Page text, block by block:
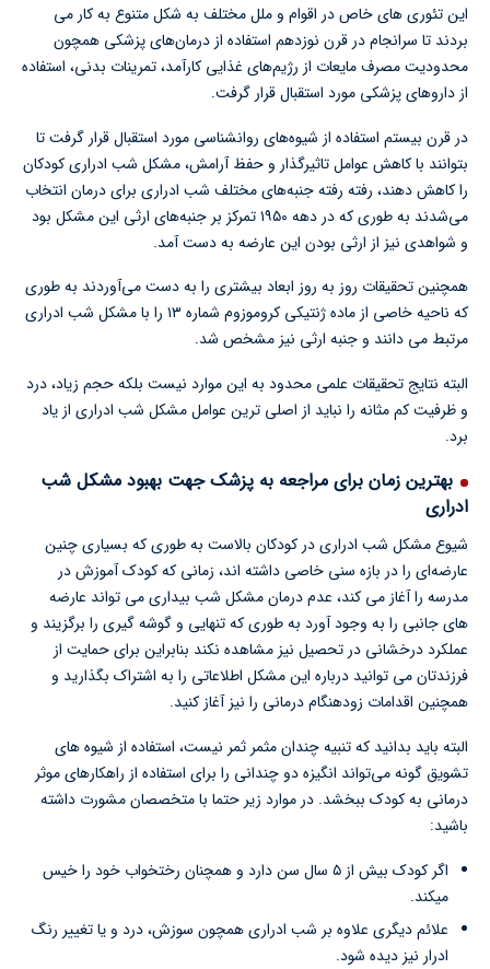
این تئوری های خاص در اقوام و ملل مختلف به شکل متنوع به کار می
بردند تا سرانجام در قرن نوزدهم استفاده از درمان‌های پزشکی همچون
محدودیت مصرف مایعات از رژیم‌های غذایی کارآمد، تمرینات بدنی، استفاده
از داروهای پزشکی مورد استقبال قرار گرفت.
در قرن بیستم استفاده از شیوه‌های روانشناسی مورد استقبال قرار گرفت تا
بتوانند با کاهش عوامل تاثیرگذار و حفظ آرامش، مشکل شب ادراری کودکان
را کاهش دهند، رفته رفته جنبه‌های مختلف شب ادراری برای درمان انتخاب
می‌شدند به طوری که در دهه ۱۹۵۰ تمرکز بر جنبه‌های ارثی این مشکل بود
و شواهدی نیز از ارثی بودن این عارضه به دست آمد.
همچنین تحقیقات روز به روز ابعاد بیشتری را به دست می‌آوردند به طوری
که ناحیه خاصی از ماده ژنتیکی کروموزوم شماره ۱۳ را با مشکل شب ادراری
مرتبط می دانند و جنبه ارثی نیز مشخص شد.
البته نتایج تحقیقات علمی محدود به این موارد نیست بلکه حجم زیاد، درد
و ظرفیت کم مثانه را نباید از اصلی ترین عوامل مشکل شب ادراری از یاد
برد.
بهترین زمان برای مراجعه به پزشک جهت بهبود مشکل شب
ادراری
شیوع مشکل شب ادراری در کودکان بالاست به طوری که بسیاری چنین
عارضه‌ای را در بازه سنی خاصی داشته اند، زمانی که کودک آموزش در
مدرسه را آغاز می کند، عدم درمان مشکل شب بیداری می تواند عارضه
های جانبی را به وجود آورد به طوری که تنهایی و گوشه گیری را برگزیند و
عملکرد درخشانی در تحصیل نیز مشاهده نکند بنابراین برای حمایت از
فرزندتان می توانید درباره این مشکل اطلاعاتی را به اشتراک بگذارید و
همچنین اقدامات زودهنگام درمانی را نیز آغاز کنید.
البته باید بدانید که تنبیه چندان مثمر ثمر نیست، استفاده از شیوه های
تشویق گونه می‌تواند انگیزه دو چندانی را برای استفاده از راهکارهای موثر
درمانی به کودک ببخشد. در موارد زیر حتما با متخصصان مشورت داشته
باشید:
اگر کودک بیش از ۵ سال سن دارد و همچنان رختخواب خود را خیس
میکند.
علائم دیگری علاوه بر شب ادراری همچون سوزش، درد و یا تغییر رنگ
ادرار نیز دیده شود.